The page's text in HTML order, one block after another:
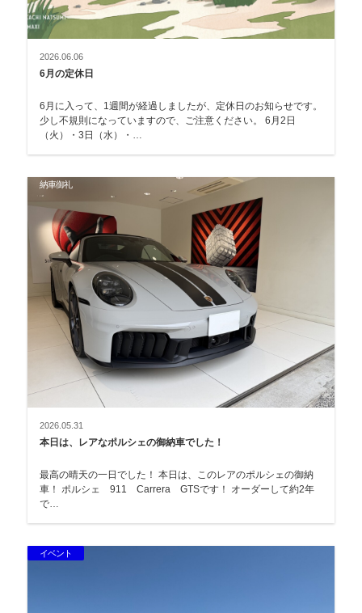
2026.06.06
6月の定休日
6月に入って、1週間が経過しましたが、定休日のお知らせです。
少し不規則になっていますので、ご注意ください。 6月2日
（火）・3日（水）・…
納車御礼
2026.05.31
本日は、レアなポルシェの御納車でした！
最高の晴天の一日でした！ 本日は、このレアのポルシェの御納
車！ ポルシェ 911 Carrera GTSです！ オーダーして約2年
で…
イベント